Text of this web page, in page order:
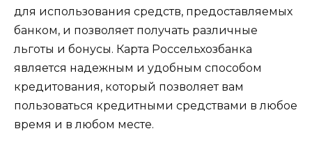
для использования средств, предоставляемых
банком, и позволяет получать различные
льготы и бонусы. Карта Россельхозбанка
является надежным и удобным способом
кредитования, который позволяет вам
пользоваться кредитными средствами в любое
время и в любом месте.